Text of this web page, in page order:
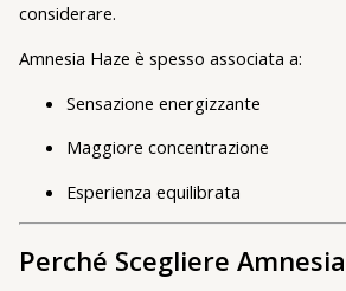
considerare.
Amnesia Haze è spesso associata a:
Sensazione energizzante
Maggiore concentrazione
Esperienza equilibrata
Perché Scegliere